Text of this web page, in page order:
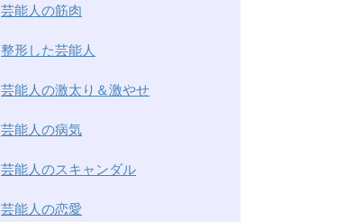
芸能人の筋肉
整形した芸能人
芸能人の激太り＆激やせ
芸能人の病気
芸能人のスキャンダル
芸能人の恋愛